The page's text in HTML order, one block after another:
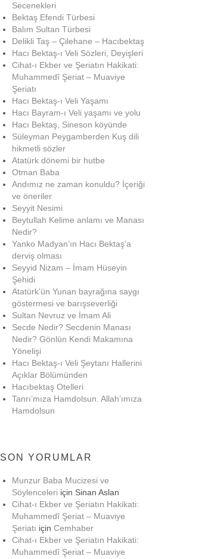
Secenekleri
Bektaş Efendi Türbesi
Balım Sultan Türbesi
Delikli Taş – Çilehane – Hacıbektaş
Hacı Bektaş-ı Veli Sözleri, Deyişleri
Cihat-ı Ekber ve Şeriatın Hakikati:
Muhammedî Şeriat – Muaviye
Şeriatı
Hacı Bektaş-ı Veli Yaşamı
Hacı Bayram-ı Veli yaşamı ve yolu
Hacı Bektaş, Sineson köyünde
Süleyman Peygamberden Kuş dili
hikmetli sözler
Atatürk dönemi bir hutbe
Otman Baba
Andımız ne zaman konuldu? İçeriği
ve öneriler
Seyyit Nesimi
Beytullah Kelime anlamı ve Manası
Nedir?
Yanko Madyan’ın Hacı Bektaş’a
derviş olması
Seyyid Nizam – İmam Hüseyin
Şehidi
Atatürk’ün Yunan bayrağına saygı
göstermesi ve barışseverliği
Sultan Nevruz ve İmam Ali
Secde Nedir? Secdenin Manası
Nedir? Gönlün Kendi Makamına
Yönelişi
Hacı Bektaş-ı Veli Şeytanı Hallerini
Açıklar Bölümünden
Hacıbektaş Otelleri
Tanrı’mıza Hamdolsun. Allah’ımıza
Hamdolsun
SON YORUMLAR
Munzur Baba Mucizesi ve
Söylenceleri için Sinan Aslan
Cihat-ı Ekber ve Şeriatın Hakikati:
Muhammedî Şeriat – Muaviye
Şeriatı için Cemhaber
Cihat-ı Ekber ve Şeriatın Hakikati:
Muhammedî Şeriat – Muaviye